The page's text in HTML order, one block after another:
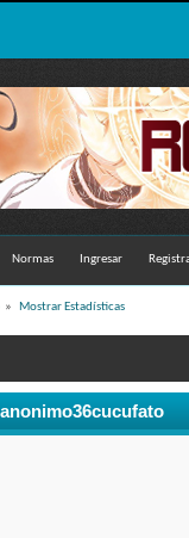
Normas Ingresar
» Mostrar Estadísticas